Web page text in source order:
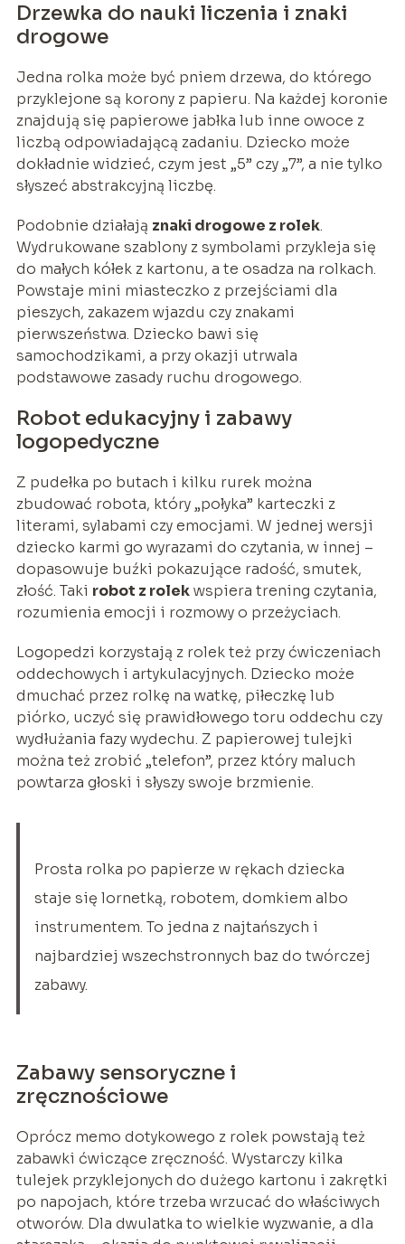
Drzewka do nauki liczenia i znaki
drogowe
Jedna rolka może być pniem drzewa, do którego
przyklejone są korony z papieru. Na każdej koronie
znajdują się papierowe jabłka lub inne owoce z
liczbą odpowiadającą zadaniu. Dziecko może
dokładnie widzieć, czym jest „5” czy „7”, a nie tylko
słyszeć abstrakcyjną liczbę.
Podobnie działają znaki drogowe z rolek.
Wydrukowane szablony z symbolami przykleja się
do małych kółek z kartonu, a te osadza na rolkach.
Powstaje mini miasteczko z przejściami dla
pieszych, zakazem wjazdu czy znakami
pierwszeństwa. Dziecko bawi się
samochodzikami, a przy okazji utrwala
podstawowe zasady ruchu drogowego.
Robot edukacyjny i zabawy
logopedyczne
Z pudełka po butach i kilku rurek można
zbudować robota, który „połyka” karteczki z
literami, sylabami czy emocjami. W jednej wersji
dziecko karmi go wyrazami do czytania, w innej –
dopasowuje buźki pokazujące radość, smutek,
złość. Taki robot z rolekwspiera trening czytania,
rozumienia emocji i rozmowy o przeżyciach.
Logopedzi korzystają z rolek też przy ćwiczeniach
oddechowych i artykulacyjnych. Dziecko może
dmuchać przez rolkę na watkę, piłeczkę lub
piórko, uczyć się prawidłowego toru oddechu czy
wydłużania fazy wydechu. Z papierowej tulejki
można też zrobić „telefon”, przez który maluch
powtarza głoski i słyszy swoje brzmienie.
Prosta rolka po papierze w rękach dziecka
staje się lornetką, robotem, domkiem albo
instrumentem. To jedna z najtańszych i
najbardziej wszechstronnych baz do twórczej
zabawy.
Zabawy sensoryczne i
zręcznościowe
Oprócz memo dotykowego z rolek powstają też
zabawki ćwiczące zręczność. Wystarczy kilka
tulejek przyklejonych do dużego kartonu i zakrętki
po napojach, które trzeba wrzucać do właściwych
otworów. Dla dwulatka to wielkie wyzwanie, a dla